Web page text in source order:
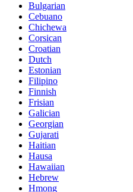
Bulgarian
Cebuano
Chichewa
Corsican
Croatian
Dutch
Estonian
Filipino
Finnish
Frisian
Galician
Georgian
Gujarati
Haitian
Hausa
Hawaiian
Hebrew
Hmong